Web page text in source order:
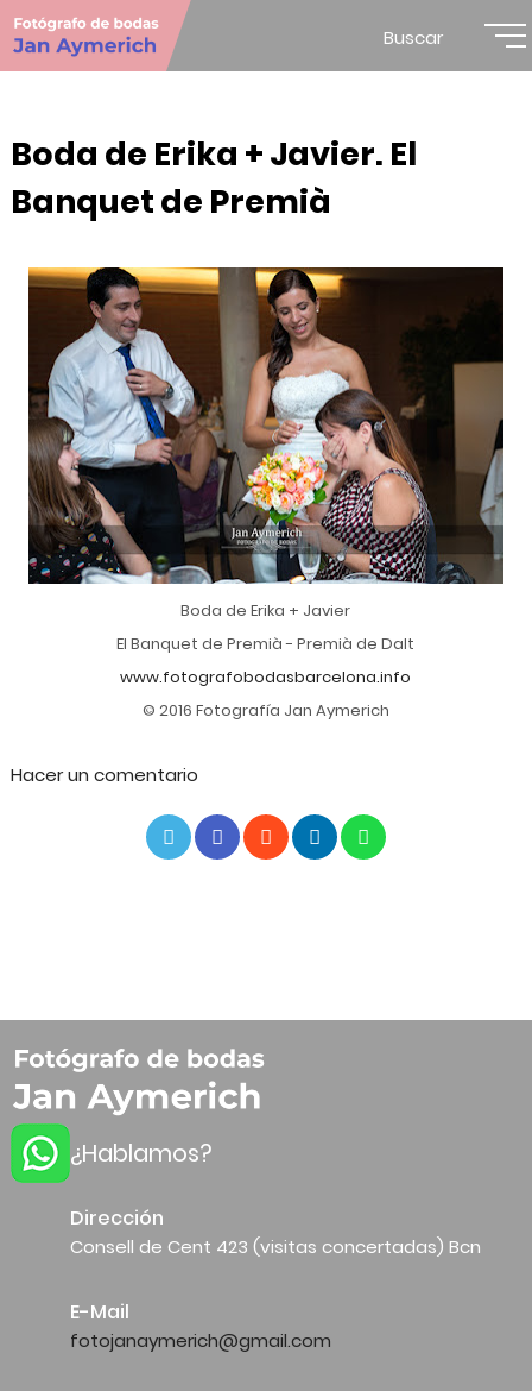
Buscar
Boda de Erika + Javier. El
Banquet de Premià
Boda de Erika + Javier
El Banquet de Premià - Premià de Dalt
www.fotografobodasbarcelona.info
© 2016 Fotografía Jan Aymerich
Hacer un comentario
¿Hablamos?
Dirección
Consell de Cent 423 (visitas concertadas) Bcn
E-Mail
fotojanaymerich@gmail.com